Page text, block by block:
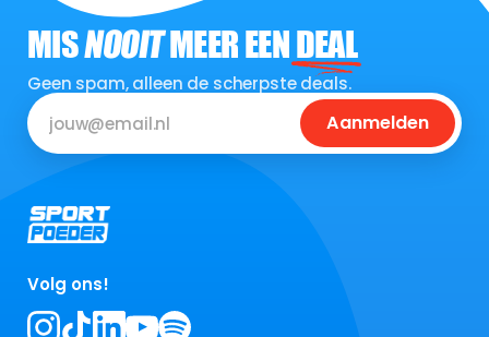
MISNOOITMEER EENDEAL
Geen spam, alleen de scherpste deals.
Aanmelden
Volg ons!